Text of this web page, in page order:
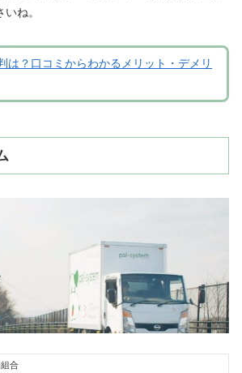
ね。
は？口コミからわかるメリット・デメリ
合